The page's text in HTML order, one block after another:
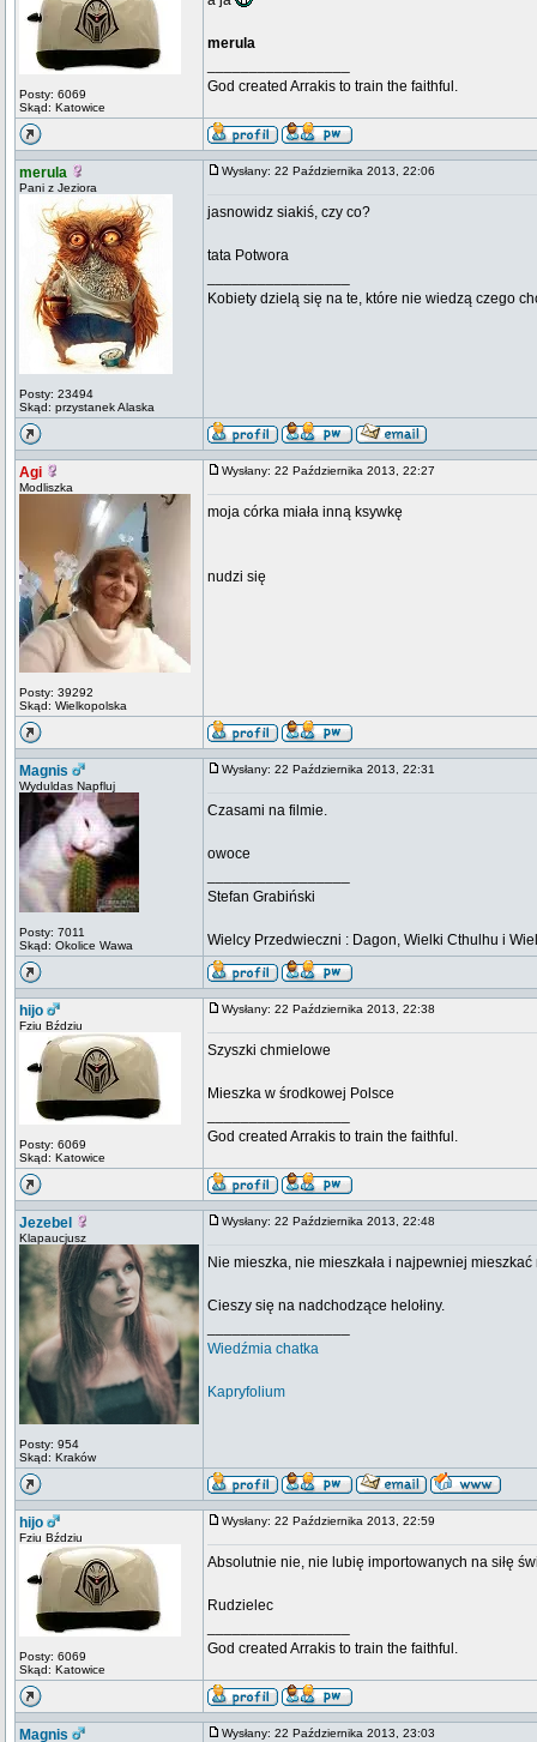
Posty: 6069
Skąd: Katowice
merula
God created Arrakis to train the faithful.
merula
Pani z Jeziora
Posty: 23494
Skąd: przystanek Alaska
Wysłany: 22 Października 2013, 22:06
jasnowidz siakiś, czy co?
tata Potwora
Kobiety dzielą się na te, które nie wiedzą czego
Agi
Modliszka
Posty: 39292
Skąd: Wielkopolska
Wysłany: 22 Października 2013, 22:27
moja córka miała inną ksywkę
nudzi się
Magnis
Wyduldas Napfluj
Posty: 7011
Skąd: Okolice Wawa
Wysłany: 22 Października 2013, 22:31
Czasami na filmie.
owoce
Stefan Grabiński
Wielcy Przedwieczni : Dagon, Wielki Cthulhu i
hijo
Fziu Bździu
Posty: 6069
Skąd: Katowice
Wysłany: 22 Października 2013, 22:38
Szyszki chmielowe
Mieszka w środkowej Polsce
God created Arrakis to train the faithful.
Jezebel
Klapaucjusz
Posty: 954
Skąd: Kraków
Wysłany: 22 Października 2013, 22:48
Nie mieszka, nie mieszkała i najpewniej
Cieszy się na nadchodzące helołiny.
Wiedźmia chatka
Kapryfolium
hijo
Fziu Bździu
Posty: 6069
Skąd: Katowice
Wysłany: 22 Października 2013, 22:59
Absolutnie nie, nie lubię importowanych na siłę
Rudzielec
God created Arrakis to train the faithful.
Magnis Wysłany: 22 Października 2013, 23:03